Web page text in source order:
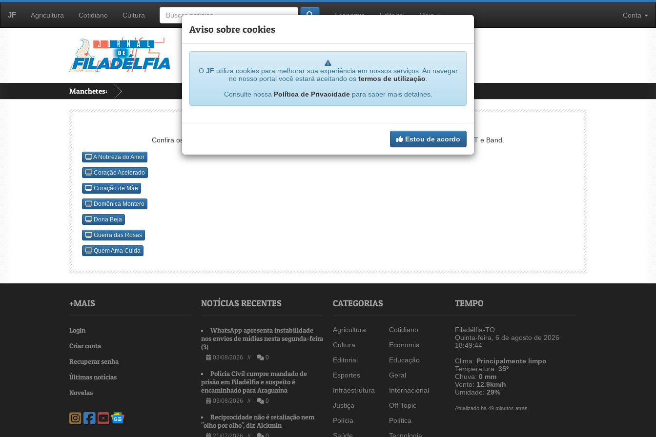
JF Agricultura Cotidiano Cultura Economia Editorial Mais Conta
Manchetes: ...
Aviso sobre cookies
O JF utiliza cookies para melhorar sua experiência em nossos serviços. Ao navegar
no nosso portal você estará aceitando os termos de utilização
Consulte nossa Política de Privacidadepara saber mais detalhes.
Estou de acordo
Confira os resumo dos próximos capítulos de suas novelas preferidas das emissoras Globo, Record, SBT e Band.
A Nobreza do Amor
Coração Acelerado
Coração de Mãe
Domênica Montero
Dona Beja
Guerra das Rosas
Quem Ama Cuida
+MAIS
Login
Criar conta
Recuperar senha
Últimas notícias
Novelas
NOTÍCIAS RECENTES
WhatsApp apresenta instabilidade
nos envios de mídias nesta segunda-feira
(3)
03/08/2026 // 0
Polícia Civil cumpre mandado de
prisão em Filadélfia e suspeito é
encaminhado para Araguaína
03/08/2026 // 0
Reciprocidade não é retaliação nem
"olho por olho", diz Alckmin
CATEGORIAS
Agricultura
Cotidiano
Cultura
Economia
Editorial
Educação
Esportes
Geral
Infraestrutura
Internacional
Justiça
Off Topic
Polícia
Política
TEMPO
Filadélfia-TO
Quinta-feira, 6 de agosto de 2026
18:49:44
Clima: Principalmente limpo
Temperatura: 35º
Chuva: 0 mm
Vento: 12.9km/h
Umidade: 29%
Atualizado há 49 minutos atrás.